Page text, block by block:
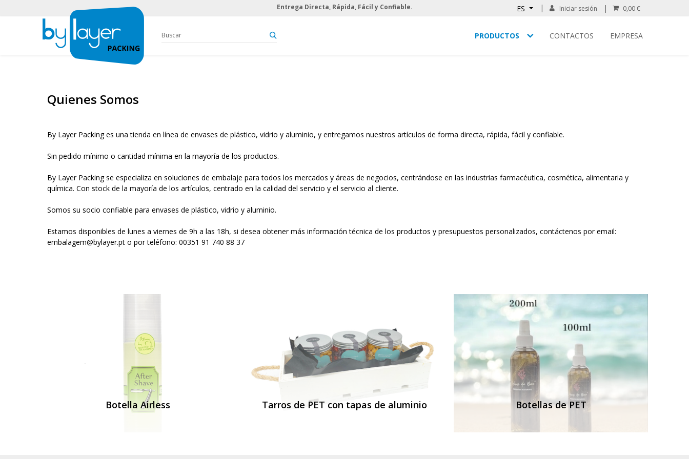
Entrega Directa, Rápida, Fácil y Confiable. ES Iniciar sesión 0,00 €
PRODUCTOS CONTACTOS EMPRESA
Quienes Somos
By Layer Packing es una tienda en línea de envases de plástico, vidrio y aluminio, y entregamos nuestros artículos de forma directa, rápida, fácil y confiable.
Sin pedido mínimo o cantidad mínima en la mayoría de los productos.
By Layer Packing se especializa en soluciones de embalaje para todos los mercados y áreas de negocios, centrándose en las industrias farmacéutica, cosmética, alimentaria y
química. Con stock de la mayoría de los artículos, centrado en la calidad del servicio y el servicio al cliente.
Somos su socio confiable para envases de plástico, vidrio y aluminio.
Estamos disponibles de lunes a viernes de 9h a las 18h, si desea obtener más información técnica de los productos y presupuestos personalizados, contáctenos por email:
embalagem@bylayer.pt o por teléfono: 00351 91 740 88 37
Botella Airless Tarros de PET con tapas de aluminio Botellas de PET